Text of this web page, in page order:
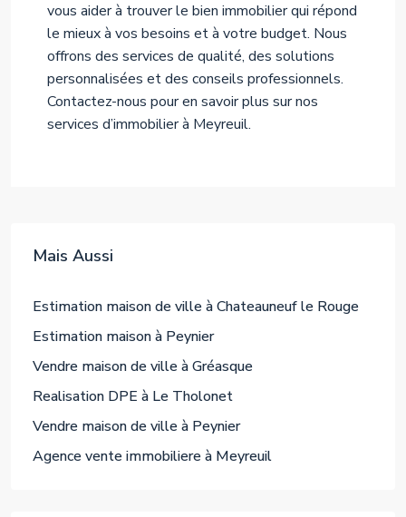
vous aider à trouver le bien immobilier qui répond
le mieux à vos besoins et à votre budget. Nous
offrons des services de qualité, des solutions
personnalisées et des conseils professionnels.
Contactez-nous pour en savoir plus sur nos
services d’immobilier à Meyreuil.
Mais Aussi
Estimation maison de ville à Chateauneuf le Rouge
Estimation maison à Peynier
Vendre maison de ville à Gréasque
Realisation DPE à Le Tholonet
Vendre maison de ville à Peynier
Agence vente immobiliere à Meyreuil